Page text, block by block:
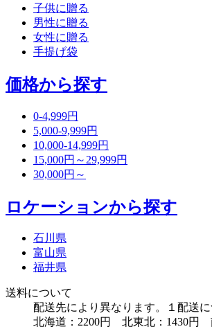
子供に贈る
男性に贈る
女性に贈る
手提げ袋
価格から探す
0-4,999円
5,000-9,999円
10,000-14,999円
15,000円～29,999円
30,000円～
ロケーションから探す
石川県
富山県
福井県
送料について
配送先により異なります。１配送に
北海道：2200円 北東北：1430円